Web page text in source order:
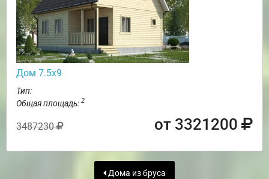
Дом 7.5х9
Тип:
Общая площадь: 2
3487230 от 3321200
Дома из бруса